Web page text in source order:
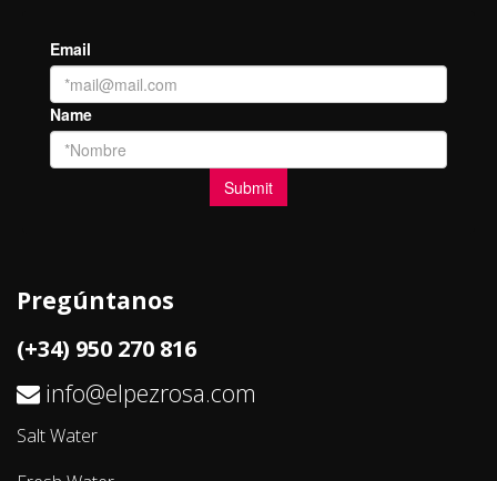
Pregúntanos
(+34) 950 270 816
info@elpezrosa.com
Salt Water